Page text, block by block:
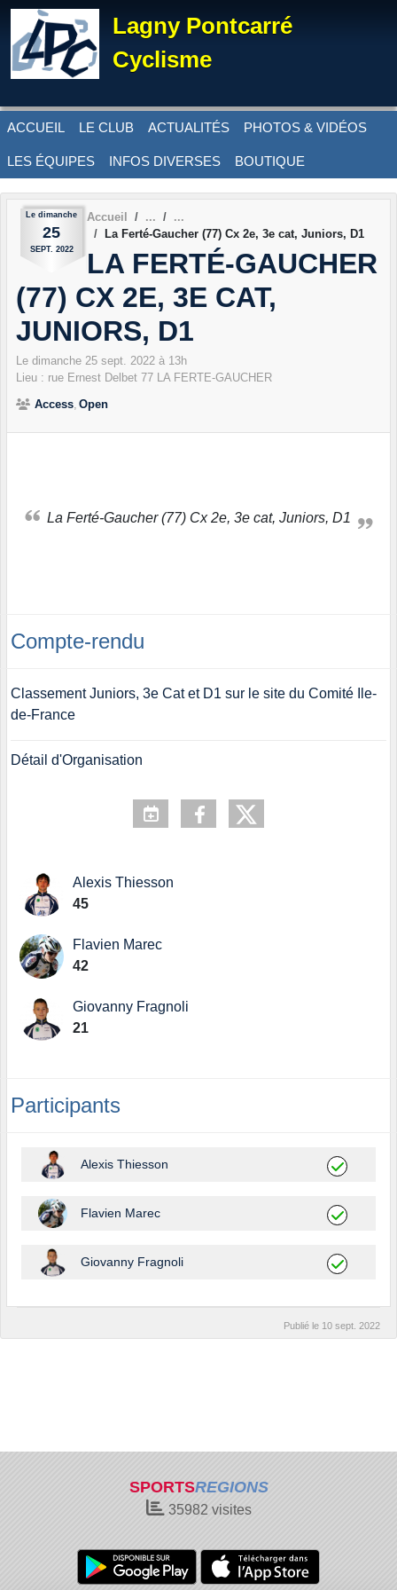
Lagny Pontcarré
Cyclisme
ACCUEIL LE CLUB ACTUALITÉS PHOTOS & VIDÉOS
LES ÉQUIPES INFOS DIVERSES BOUTIQUE
Le dimanche
25
SEPT. 2022
Accueil
La Ferté-Gaucher (77) Cx 2e, 3e cat, Juniors, D1
LA FERTÉ-GAUCHER
(77) CX 2E, 3E CAT,
JUNIORS, D1
Le dimanche 25 sept. 2022 à 13h
Lieu : rue Ernest Delbet 77 LA FERTE-GAUCHER
Access Open
La Ferté-Gaucher (77) Cx 2e, 3e cat, Juniors, D1
Compte-rendu
Classement Juniors, 3e Cat et D1 sur le site du Comité Ile-
de-France
Détail d'Organisation
Alexis Thiesson
45
Flavien Marec
42
Giovanny Fragnoli
21
Participants
Alexis Thiesson
Flavien Marec
Giovanny Fragnoli
Publié le 10 sept. 2022
SPORTSREGIONS
35982 visites
Panneau de gestion des cookies